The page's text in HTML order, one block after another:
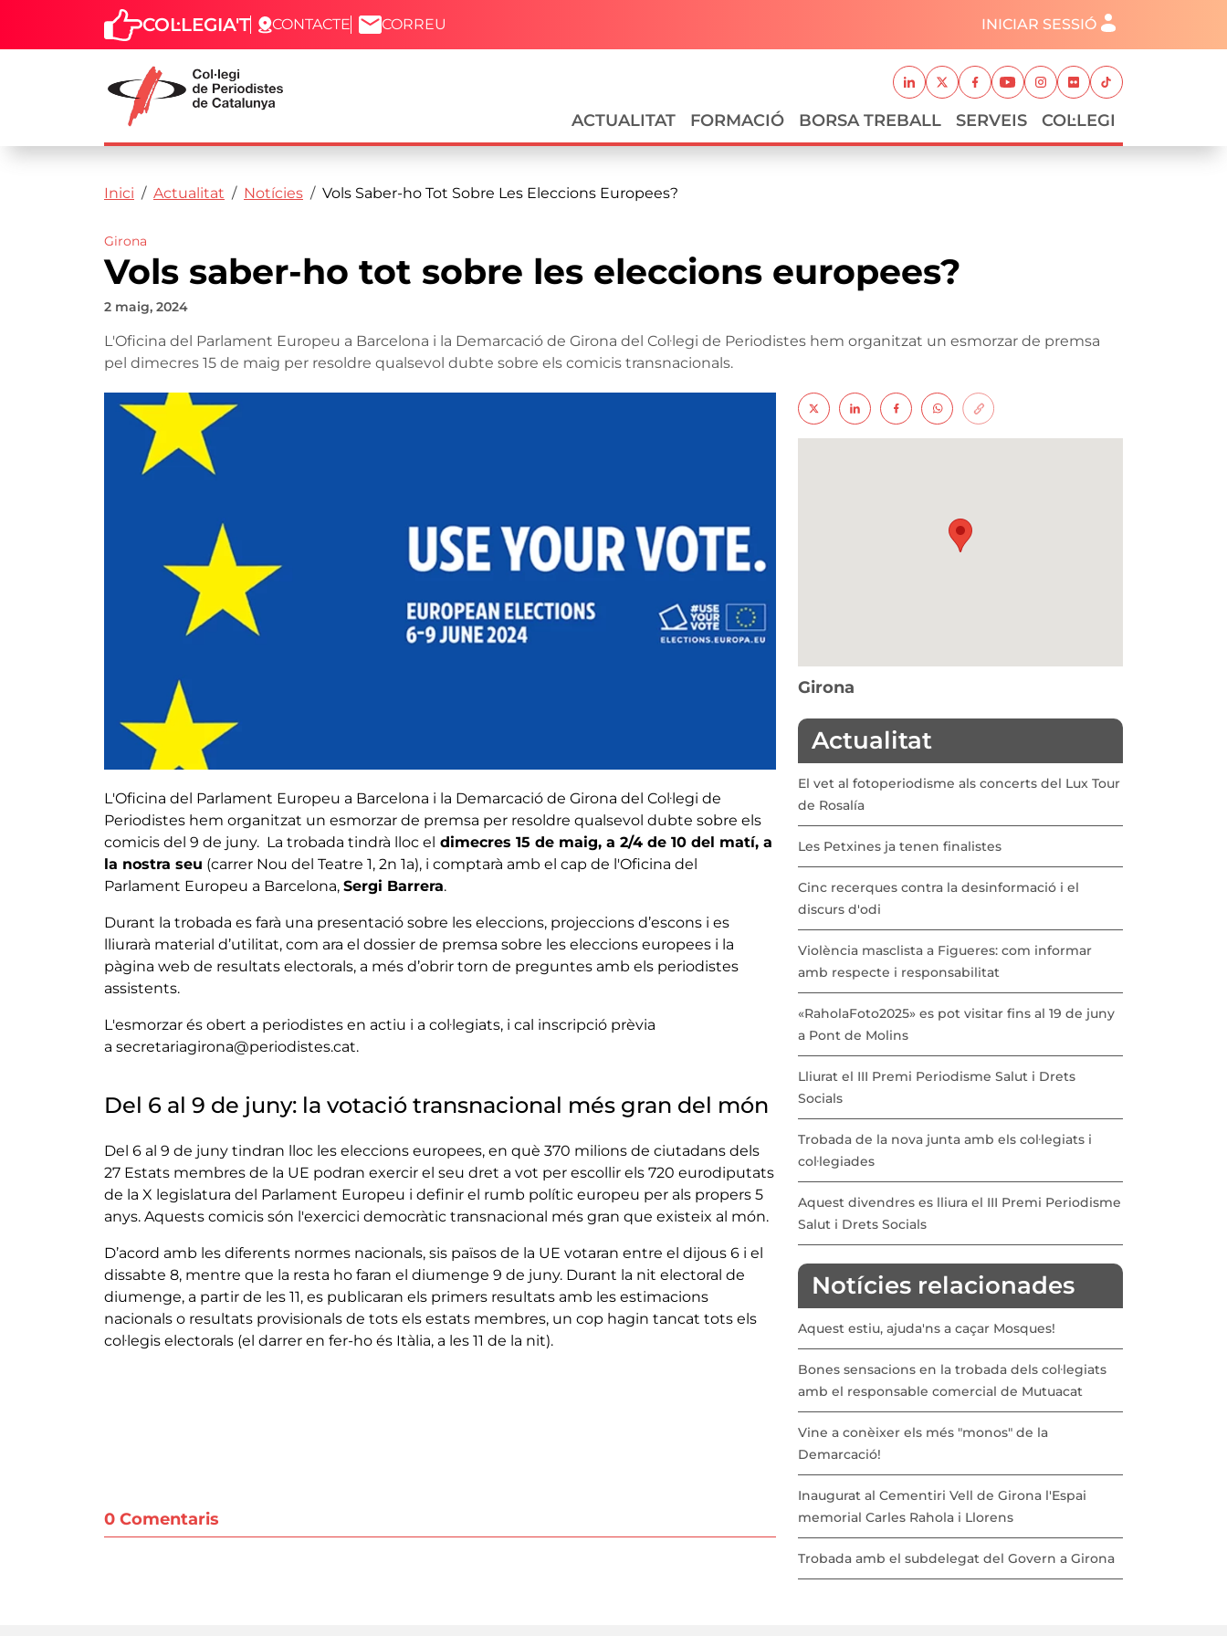
Vés al contingut
Capçalera
COL·LEGIA'T CONTACTE CORREU Menú del compte d'usuari
INICIAR SESSIÓ
Xarxes socials
LinkedinTwitterFacebook
YoutubeInstagram
FlickrTikTok
Navegació principal
ACTUALITAT FORMACIÓ BORSA TREBALL SERVEIS COL·LEGI
Fil d'ariadna
Inici Actualitat Notícies Vols Saber-ho Tot Sobre Les Eleccions Europees?
Girona
Vols saber-ho tot sobre les eleccions europees?
2 maig, 2024
L'Oficina del Parlament Europeu a Barcelona i la Demarcació de Girona del Col·legi de Periodistes hem organitzat un esmorzar de premsa
pel dimecres 15 de maig per resoldre qualsevol dubte sobre els comicis transnacionals.
L'Oficina del Parlament Europeu a Barcelona i la Demarcació de Girona del Col·legi de
Periodistes hem organitzat un esmorzar de premsa per resoldre qualsevol dubte sobre els
comicis del 9 de juny. La trobada tindrà lloc el dimecres 15 de maig, a 2/4 de 10 del matí, a
la nostra seu (carrer Nou del Teatre 1, 2n 1a), i comptarà amb el cap de l'Oficina del
Parlament Europeu a Barcelona, Sergi Barrera.
Durant la trobada es farà una presentació sobre les eleccions, projeccions d’escons i es
lliurarà material d’utilitat, com ara el dossier de premsa sobre les eleccions europees i la
pàgina web de resultats electorals, a més d’obrir torn de preguntes amb els periodistes
assistents.
L'esmorzar és obert a periodistes en actiu i a col·legiats, i cal inscripció prèvia
a secretariagirona@periodistes.cat.
Del 6 al 9 de juny: la votació transnacional més gran del món
Del 6 al 9 de juny tindran lloc les eleccions europees, en què 370 milions de ciutadans dels
27 Estats membres de la UE podran exercir el seu dret a vot per escollir els 720 eurodiputats
de la X legislatura del Parlament Europeu i definir el rumb polític europeu per als propers 5
anys. Aquests comicis són l'exercici democràtic transnacional més gran que existeix al món.
D’acord amb les diferents normes nacionals, sis països de la UE votaran entre el dijous 6 i el
dissabte 8, mentre que la resta ho faran el diumenge 9 de juny. Durant la nit electoral de
diumenge, a partir de les 11, es publicaran els primers resultats amb les estimacions
nacionals o resultats provisionals de tots els estats membres, un cop hagin tancat tots els
col·legis electorals (el darrer en fer-ho és Itàlia, a les 11 de la nit).
0 Comentaris
Girona
Actualitat
El vet al fotoperiodisme als concerts del Lux Tour
de Rosalía
Les Petxines ja tenen finalistes
Cinc recerques contra la desinformació i el
discurs d'odi
Violència masclista a Figueres: com informar
amb respecte i responsabilitat
«RaholaFoto2025» es pot visitar fins al 19 de juny
a Pont de Molins
Lliurat el III Premi Periodisme Salut i Drets
Socials
Trobada de la nova junta amb els col·legiats i
col·legiades
Aquest divendres es lliura el III Premi Periodisme
Salut i Drets Socials
Notícies relacionades
Aquest estiu, ajuda'ns a caçar Mosques!
Bones sensacions en la trobada dels col·legiats
amb el responsable comercial de Mutuacat
Vine a conèixer els més "monos" de la
Demarcació!
Inaugurat al Cementiri Vell de Girona l'Espai
memorial Carles Rahola i Llorens
Trobada amb el subdelegat del Govern a Girona